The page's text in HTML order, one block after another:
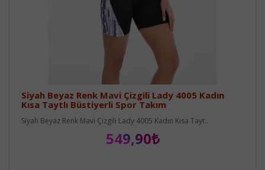
Siyah Beyaz Renk Mavi Çizgili Lady 4005 Kadın
Kısa Taytlı Büstiyerli Spor Takım
Siyah Beyaz Renk Mavi Çizgili Lady 4005 Kadın Kısa Tayt..
549,90₺